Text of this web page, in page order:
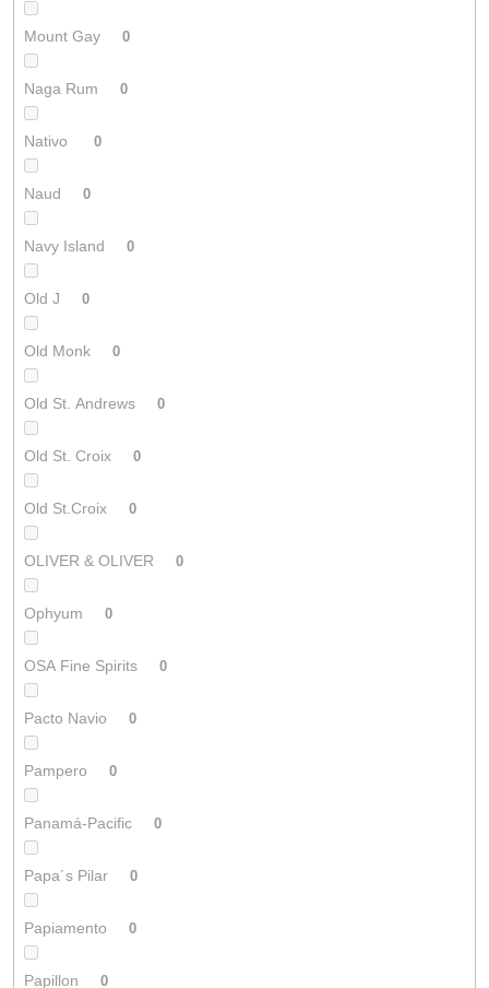
Mount Gay 0
Naga Rum 0
Nativo 0
Naud 0
Navy Island 0
Old J 0
Old Monk 0
Old St. Andrews 0
Old St. Croix 0
Old St.Croix 0
OLIVER & OLIVER 0
Ophyum 0
OSA Fine Spirits 0
Pacto Navio 0
Pampero 0
Panamá-Pacific 0
Papa´s Pilar 0
Papiamento 0
Papillon 0